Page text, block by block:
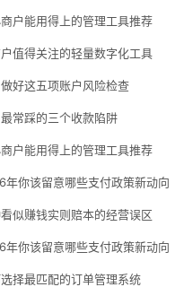
户能用得上的管理工具推荐
值得关注的轻量数字化工具
好这五项账户风险检查
常踩的三个收款陷阱
户能用得上的管理工具推荐
年你该留意哪些支付政策新动向
似赚钱实则赔本的经营误区
年你该留意哪些支付政策新动向
择最匹配的订单管理系统